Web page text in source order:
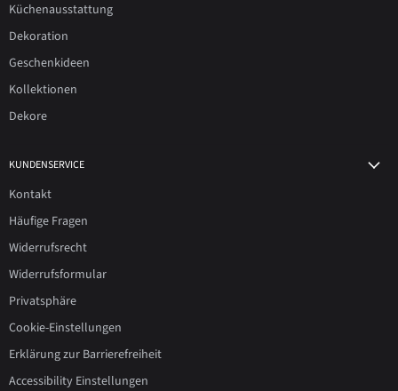
Küchenausstattung
Dekoration
Geschenkideen
Kollektionen
Dekore
KUNDENSERVICE
Kontakt
Häufige Fragen
Widerrufsrecht
Widerrufsformular
Privatsphäre
Cookie-Einstellungen
Erklärung zur Barrierefreiheit
Accessibility Einstellungen